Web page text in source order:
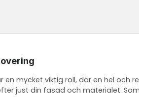
en mycket viktig roll, där en hel och
just din fasad och materialet.